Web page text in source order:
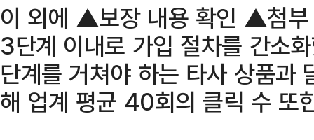
이 외에 ▲보장 내용 확인 ▲첨
3단계 이내로 가입 절차를 간소
단계를 거쳐야 하는 타사 상품과
해 업계 평균 40회의 클릭 수 또